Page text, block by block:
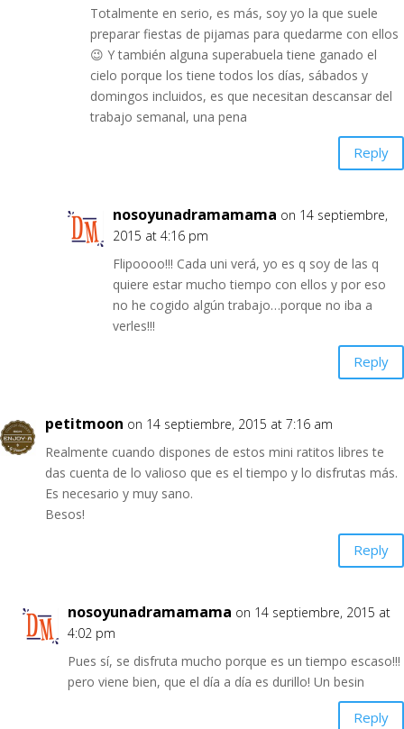
Totalmente en serio, es más, soy yo la que suele
preparar fiestas de pijamas para quedarme con ellos
😉 Y también alguna superabuela tiene ganado el
cielo porque los tiene todos los días, sábados y
domingos incluidos, es que necesitan descansar del
trabajo semanal, una pena
Reply
nosoyunadramamama on 14 septiembre,
2015 at 4:16 pm
Flipoooo!!! Cada uni verá, yo es q soy de las q
quiere estar mucho tiempo con ellos y por eso
no he cogido algún trabajo…porque no iba a
verles!!!
Reply
petitmoon on 14 septiembre, 2015 at 7:16 am
Realmente cuando dispones de estos mini ratitos libres te
das cuenta de lo valioso que es el tiempo y lo disfrutas más.
Es necesario y muy sano.
Besos!
Reply
nosoyunadramamama on 14 septiembre, 2015 at
4:02 pm
Pues sí, se disfruta mucho porque es un tiempo escaso!!!
pero viene bien, que el día a día es durillo! Un besin
Reply